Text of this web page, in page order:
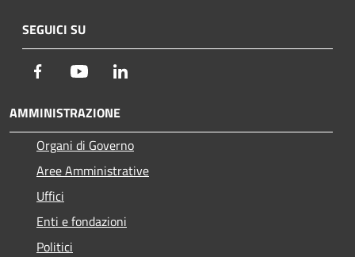
SEGUICI SU
Facebook Youtube
AMMINISTRAZIONE
Organi di Governo
Aree Amministrative
Uffici
Enti e fondazioni
Politici